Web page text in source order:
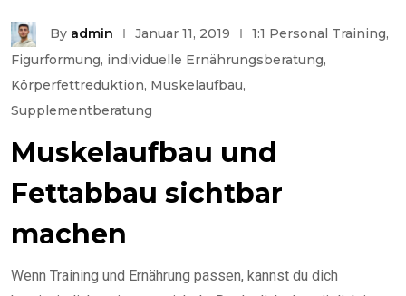
By admin Januar 11, 2019 1:1 Personal Training,
Figurformung, individuelle Ernährungsberatung,
Körperfettreduktion, Muskelaufbau,
Supplementberatung
Muskelaufbau und
Fettabbau sichtbar
machen
Wenn Training und Ernährung passen, kannst du dich